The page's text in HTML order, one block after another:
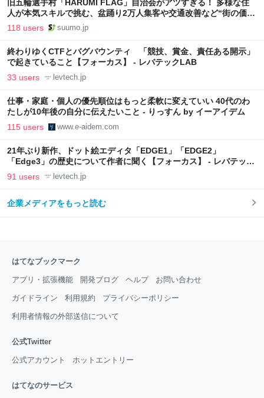
旧五輪選手村「HARUMI FLAG」自治会がアツすぎる！ 多様な住
人が本気スキルで挑む、盆踊り2万人集客や交通改善など“街の価値
向上”戦略 東京・中央区
118 users suumo.jp
終わりゆくCTFとバグバウンティ 「競技、賞金、責任ある開示」
で起きていること【フォーカス】 - レバテックLAB
33 users levtech.jp
仕事・家庭・個人の優先順位はもっと柔軟に変えていい 40代のわ
たしが10年後の自分に伝えたいこと - りっすん by イーアイデム
115 users www.e-aidem.com
21年ぶり新作、ドット絵エディタ「EDGE1」「EDGE2」
「Edge3」の歴史について作者に聞く【フォーカス】 - レバテック
LAB
91 users levtech.jp
企業メディアをもっと読む
はてなブックマーク
アプリ・拡張機能 開発ブログ ヘルプ お問い合わせ
ガイドライン 利用規約 プライバシーポリシー
利用者情報の外部送信について
公式Twitter
公式アカウント ホットエントリー
はてなのサービス